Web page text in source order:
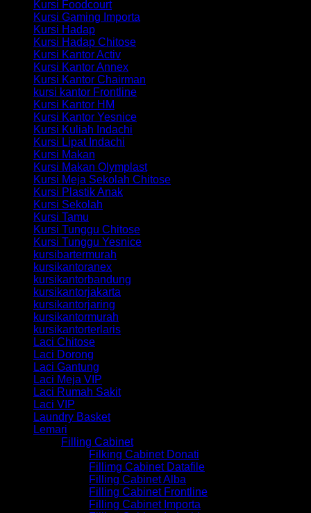
Kursi Foodcourt
Kursi Gaming Importa
Kursi Hadap
Kursi Hadap Chitose
Kursi Kantor Activ
Kursi Kantor Annex
Kursi Kantor Chairman
kursi kantor Frontline
Kursi Kantor HM
Kursi Kantor Yesnice
Kursi Kuliah Indachi
Kursi Lipat Indachi
Kursi Makan
Kursi Makan Olymplast
Kursi Meja Sekolah Chitose
Kursi Plastik Anak
Kursi Sekolah
Kursi Tamu
Kursi Tunggu Chitose
Kursi Tunggu Yesnice
kursibartermurah
kursikantoranex
kursikantorbandung
kursikantorjakarta
kursikantorjaring
kursikantormurah
kursikantorterlaris
Laci Chitose
Laci Dorong
Laci Gantung
Laci Meja VIP
Laci Rumah Sakit
Laci VIP
Laundry Basket
Lemari
Filling Cabinet
Filking Cabinet Donati
Fillimg Cabinet Datafile
Filling Cabinet Alba
Filling Cabinet Frontline
Filling Cabinet Importa